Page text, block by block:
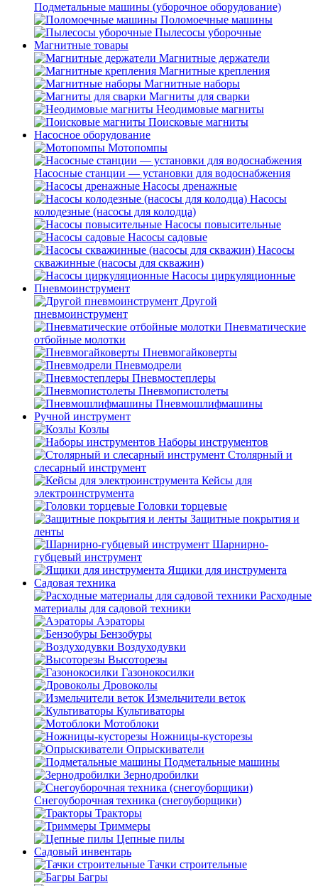
Подметальные машины (уборочное оборудование)
Поломоечные машины
Пылесосы уборочные
Магнитные товары
Магнитные держатели
Магнитные крепления
Магнитные наборы
Магниты для сварки
Неодимовые магниты
Поисковые магниты
Насосное оборудование
Мотопомпы
Насосные станции — установки для водоснабжения
Насосы дренажные
Насосы
колодезные (насосы для колодца)
Насосы повысительные
Насосы садовые
Насосы
скважинные (насосы для скважин)
Насосы циркуляционные
Пневмоинструмент
Другой
пневмоинструмент
Пневматические
отбойные молотки
Пневмогайковерты
Пневмодрели
Пневмостеплеры
Пневмопистолеты
Пневмошлифмашины
Ручной инструмент
Козлы
Наборы инструментов
Столярный и
слесарный инструмент
Кейсы для
электроинструмента
Головки торцевые
Защитные покрытия и
ленты
Шарнирно-
губцевый инструмент
Ящики для инструмента
Садовая техника
Расходные
материалы для садовой техники
Аэраторы
Бензобуры
Воздуходувки
Высоторезы
Газонокосилки
Дровоколы
Измельчители веток
Культиваторы
Мотоблоки
Ножницы-кусторезы
Опрыскиватели
Подметальные машины
Зернодробилки
Снегоуборочная техника (снегоуборщики)
Тракторы
Триммеры
Цепные пилы
Садовый инвентарь
Тачки строительные
Багры